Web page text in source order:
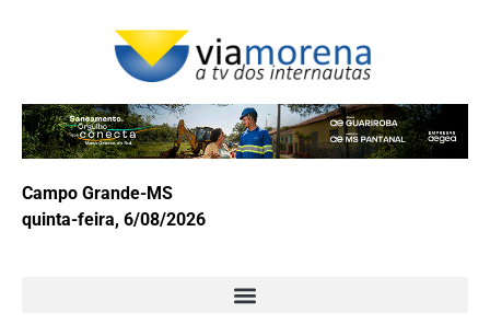
Campo Grande-MS
quinta-feira, 6/08/2026